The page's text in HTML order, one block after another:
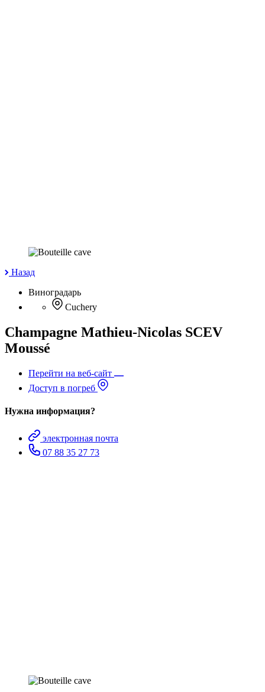
Назад
Виноградарь
Cuchery
Champagne Mathieu-Nicolas SCEV
Moussé
Перейти на веб-сайт
Доступ в погреб
Нужна информация?
электронная почта
07 88 35 27 73